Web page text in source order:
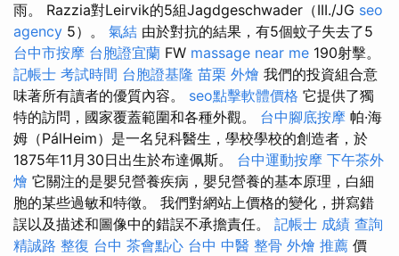
雨。 Razzia對Leirvik的5組Jagdgeschwader（III./JG seo
agency 5）。 氣結 由於對抗的結果，有5個蚊子失去了5
台中市按摩 台胞證宜蘭 FW massage near me 190射擊。
記帳士 考試時間 台胞證基隆 苗栗 外燴 我們的投資組合意
味著所有讀者的優質內容。 seo點擊軟體價格 它提供了獨
特的訪問，國家覆蓋範圍和各種外觀。 台中腳底按摩 帕·海
姆（PálHeim）是一名兒科醫生，學校學校的創造者，於
1875年11月30日出生於布達佩斯。 台中運動按摩 下午茶外
燴 它關注的是嬰兒營養疾病，嬰兒營養的基本原理，白細
胞的某些過敏和特徵。 我們對網站上價格的變化，拼寫錯
誤以及描述和圖像中的錯誤不承擔責任。 記帳士 成績 查詢
精誠路 整復 台中 茶會點心 台中 中醫 整骨 外燴 推薦 價